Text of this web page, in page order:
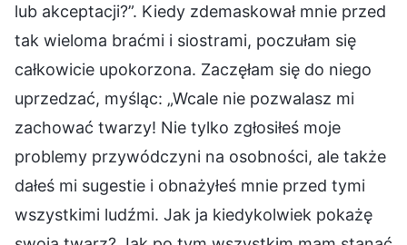
lub akceptacji?”. Kiedy zdemaskował mnie przed
tak wieloma braćmi i siostrami, poczułam się
całkowicie upokorzona. Zaczęłam się do niego
uprzedzać, myśląc: „Wcale nie pozwalasz mi
zachować twarzy! Nie tylko zgłosiłeś moje
problemy przywódczyni na osobności, ale także
dałeś mi sugestie i obnażyłeś mnie przed tymi
wszystkimi ludźmi. Jak ja kiedykolwiek pokażę